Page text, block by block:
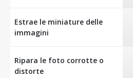
Estrae le miniature delle
immagini
Ripara le foto corrotte o
distorte